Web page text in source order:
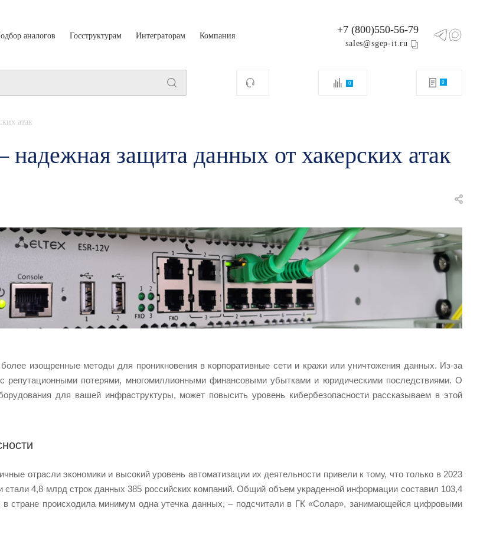
аналогов Госструктурам Интеграторам Компания +7 (800)550-56-79
sales@sgep-it.ru
0 0
атак
защита данных от хакерских атак
изощренные методы для проникновения в корпоративные сети и кражи или уничтожения данных. Из-за
с репутационными потерями, многомиллионными финансовыми убытками и юридическими последствиями. О
для вашей инфраструктуры, может повысить уровень кибербезопасности рассказываем в этой
отрасли экономики и высокий уровень автоматизации их деятельности привели к тому, что только в 2023
стали 4,8 млрд строк данных 385 российских компаний. Общий объем украденной информации составил 103,4
в стране происходила минимум одна утечка данных, – подсчитали в ГК «Солар», занимающейся цифровыми